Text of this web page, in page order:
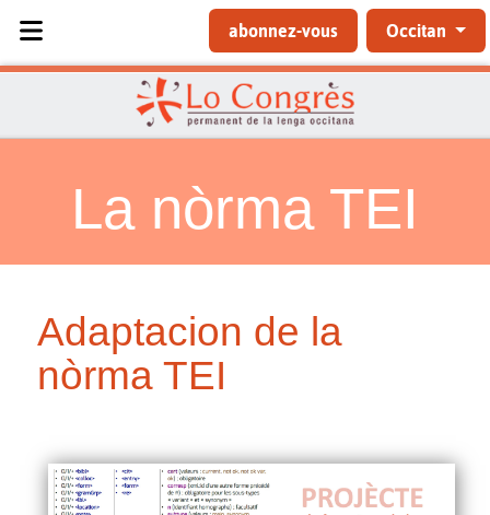
abonnez-vous Occitan
La nòrma TEI
Adaptacion de la
nòrma TEI